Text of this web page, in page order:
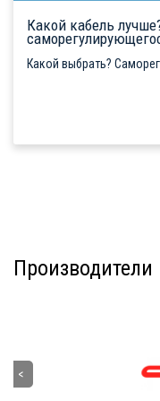
Какой кабель
Какой выбрать?
Производители